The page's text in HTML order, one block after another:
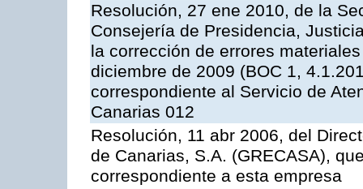
Resolución, 27 ene 2010, de la
Consejería de Presidencia,
la corrección de errores
diciembre de 2009 (BOC 1,
correspondiente al Servicio de
Canarias 012
Resolución, 11 abr 2006, del
de Canarias, S.A. (GRECASA),
correspondiente a esta empresa